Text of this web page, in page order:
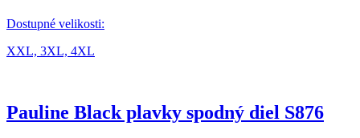
Dostupné velikosti:
XXL, 3XL, 4XL
Pauline Black plavky spodný diel S876